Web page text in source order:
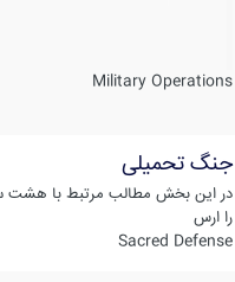
Military Operations
جنگ تحمیلی
در این بخش مطالب مرتبط با هشت
را ارس
Sacred Defense